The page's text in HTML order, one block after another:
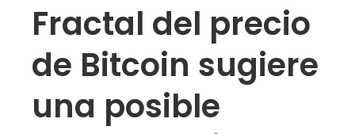
Fractal del precio
de Bitcoin sugiere
una posible